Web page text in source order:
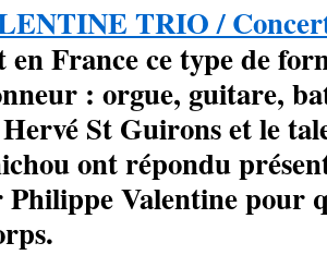
TRIO /
en France ce type de
: orgue, guitare,
St Guirons et le
ont répondu
Valentine pour